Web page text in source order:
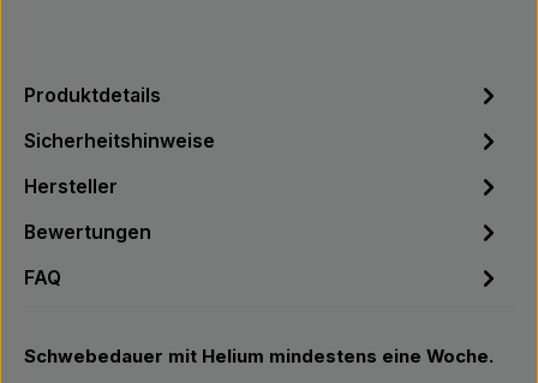
Produktdetails
Sicherheitshinweise
Hersteller
Bewertungen
FAQ
Schwebedauer mit Helium mindestens eine Woche.